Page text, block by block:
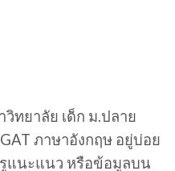
ทยาลัย เด็ก ม.ปลาย
ภาษาอังกฤษ อยู่บ่อย
รูแนะแนว หรือข้อมูลบน